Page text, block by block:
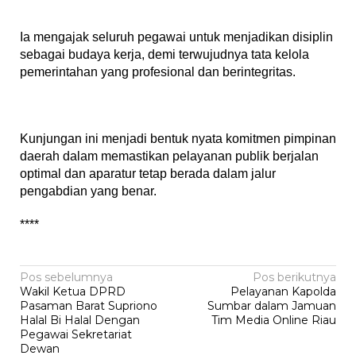
Ia mengajak seluruh pegawai untuk menjadikan disiplin
sebagai budaya kerja, demi terwujudnya tata kelola
pemerintahan yang profesional dan berintegritas.
Kunjungan ini menjadi bentuk nyata komitmen pimpinan
daerah dalam memastikan pelayanan publik berjalan
optimal dan aparatur tetap berada dalam jalur
pengabdian yang benar.
****
Navigasi
pos
Pos sebelumnya
Wakil Ketua DPRD
Pasaman Barat Supriono
Halal Bi Halal Dengan
Pegawai Sekretariat
Dewan
Pos berikutnya
Pelayanan Kapolda
Sumbar dalam Jamuan
Tim Media Online Riau